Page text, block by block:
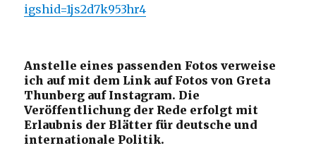
igshid=1js2d7k953hr4
Anstelle eines passenden Fotos verweise
ich auf mit dem Link auf Fotos von Greta
Thunberg auf Instagram. Die
Veröffentlichung der Rede erfolgt mit
Erlaubnis der Blätter für deutsche und
internationale Politik.